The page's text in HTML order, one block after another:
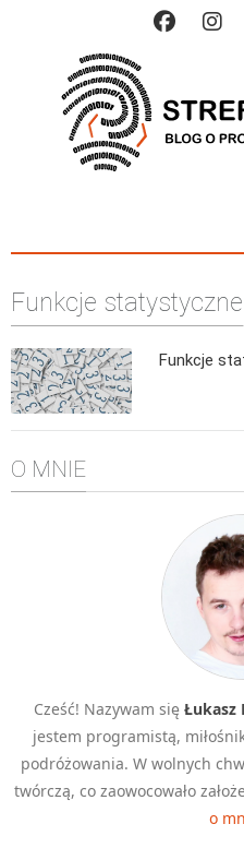
Metody
Algorytmy
Funkcje statystyczne
Funkcje
O MNIE
Cześć! Nazywam się Łukasz
jestem programistą,
podróżowania. W wolnych
twórczą, co zaowocowało
o